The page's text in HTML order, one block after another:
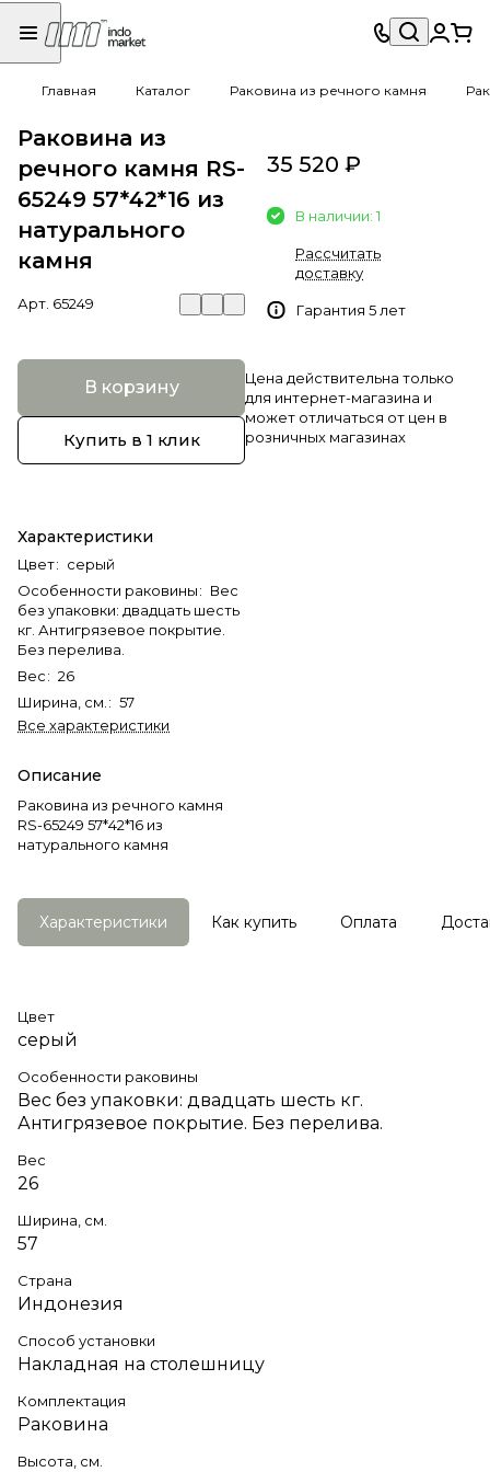
Главная Каталог Раковина из речного камня
Раковина из
речного камня RS-
65249 57*42*16 из
натурального
камня
Арт. 65249
В корзину
Купить в 1 клик
Характеристики
Цвет: серый
Особенности раковины: Вес
без упаковки: двадцать шесть
кг. Антигрязевое покрытие.
Без перелива.
Вес: 26
Ширина, см. : 57
Все характеристики
Описание
Раковина из речного камня
RS-65249 57*42*16 из
натурального камня
35 520 ₽
В наличии: 1
Рассчитать
доставку
Гарантия 5 лет
Цена действительна только
для интернет-магазина и
может отличаться от цен в
розничных магазинах
Характеристики Как купить Оплата
Цвет
серый
Особенности раковины
Вес без упаковки: двадцать шесть кг.
Антигрязевое покрытие. Без перелива.
Вес
26
Ширина, см.
57
Страна
Индонезия
Способ установки
Накладная на столешницу
Комплектация
Раковина
Высота, см.